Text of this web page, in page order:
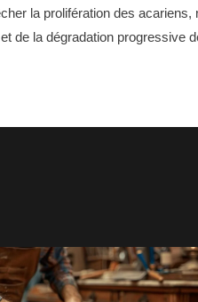
la prolifération des acariens,
de la dégradation progressive